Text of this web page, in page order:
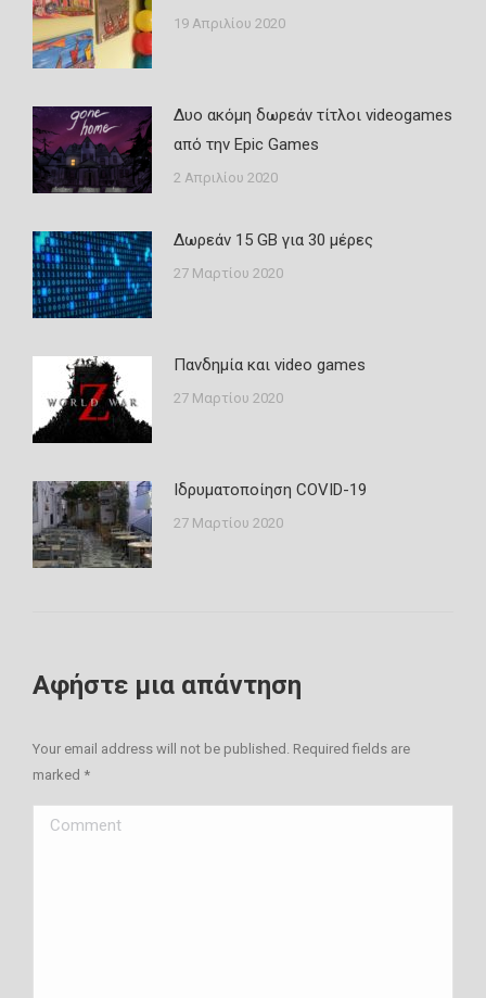
19 Απριλίου 2020
Δυο ακόμη δωρεάν τίτλοι videogames
από την Epic Games
2 Απριλίου 2020
Δωρεάν 15 GB για 30 μέρες
27 Μαρτίου 2020
Πανδημία και video games
27 Μαρτίου 2020
Ιδρυματοποίηση COVID-19
27 Μαρτίου 2020
Αφήστε μια απάντηση
Your email address will not be published. Required fields are
marked *
Comment